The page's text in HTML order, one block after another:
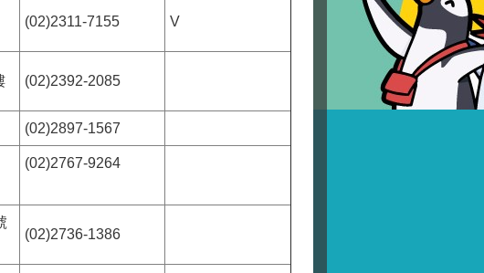
(02)2311-7155 V
(02)2392-2085
(02)2897-1567
(02)2767-9264
(02)2736-1386